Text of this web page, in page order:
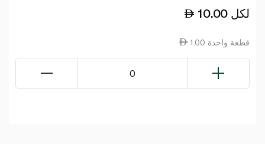
10.00 لكل
1.00 قطعة واحدة
0